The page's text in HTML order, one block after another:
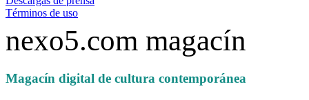
Términos de uso
nexo5.com magacín
Magacín digital de cultura contemporánea